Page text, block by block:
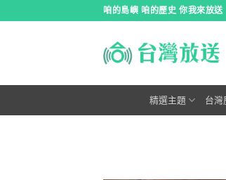
咱的島嶼 咱的歷史 你我來放送
精選主題 台灣